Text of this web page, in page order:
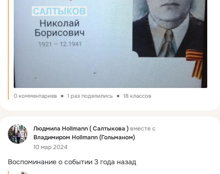
0 комментариев 1 раз поделились 18 классов
Фид Людмила Hollmann ( Салтыкова )вместе с
Владимиром Hollmann (Гольманом)
10 мар 2024
Воспоминание о событии 3 года назад